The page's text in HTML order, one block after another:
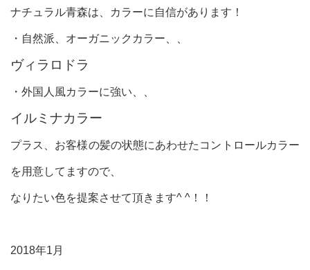
ナチュラル青森は、カラーに自信があります！
・自然派、オーガニックカラー、、
ヴィラロドラ
・外国人風カラーに強い、、
イルミナカラー
プラス、お客様の髪の状態にあわせたコントロールカラー
を用意してますので、
なりたい色を提案させて頂きます^ ^！！
2018年1月